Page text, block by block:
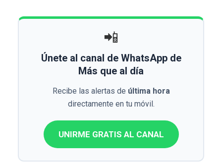
📲
Únete al canal de WhatsApp de
Más que al día
Recibe las alertas de última hora
directamente en tu móvil.
UNIRME GRATIS AL CANAL